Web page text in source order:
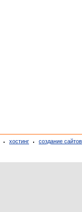
хостинг создание сайтов